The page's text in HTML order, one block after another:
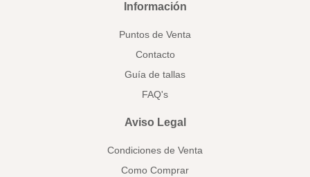
Información
Puntos de Venta
Contacto
Guía de tallas
FAQ's
Aviso Legal
Condiciones de Venta
Como Comprar